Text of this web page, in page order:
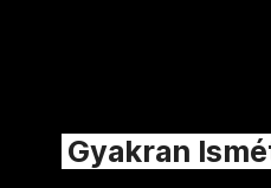
Gyakran